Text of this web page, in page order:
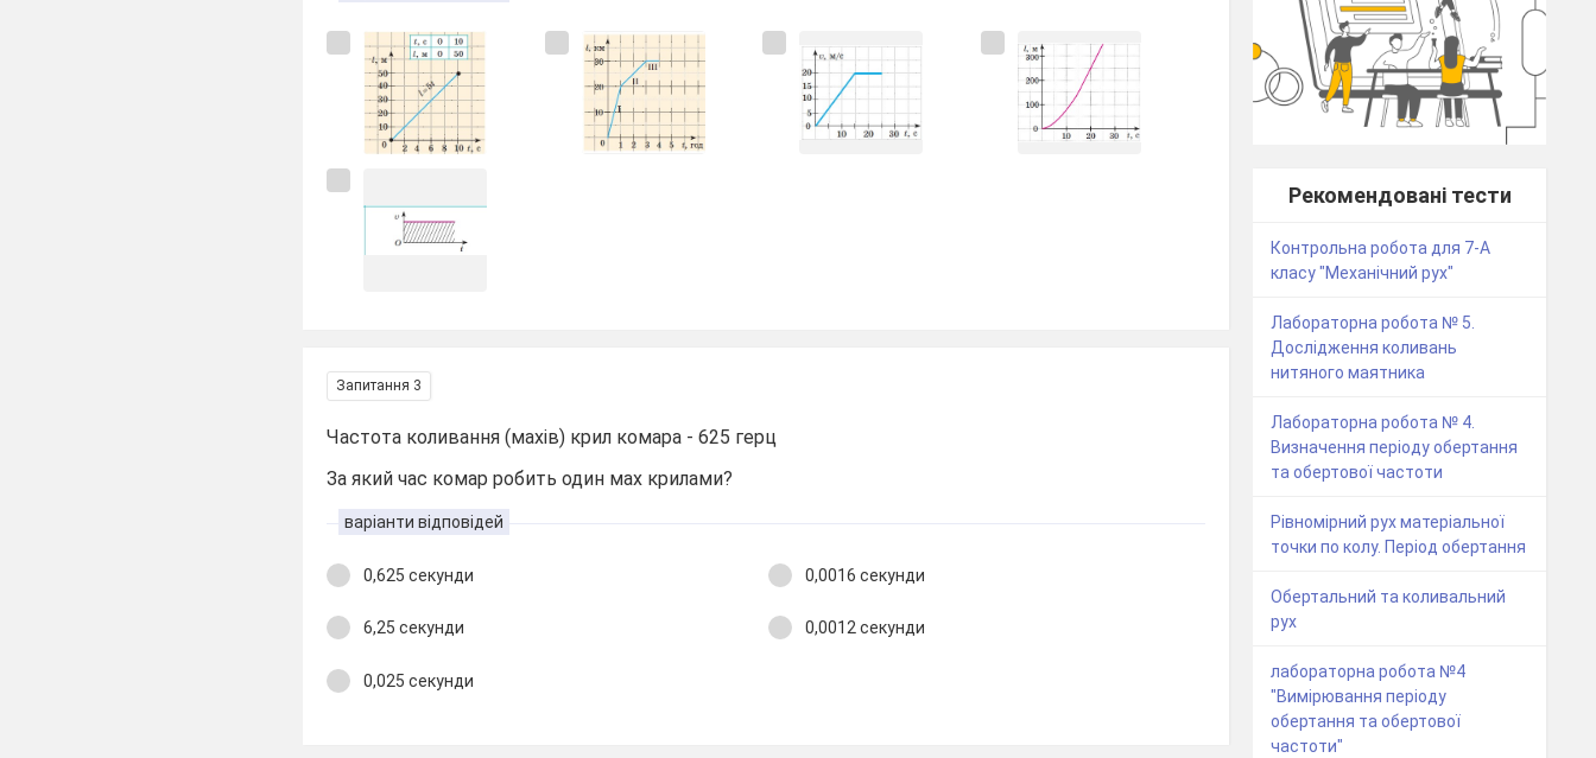
Запитання 3
Частота коливання (махів) крил комара - 625 герц
За який час комар робить один мах крилами?
варіанти відповідей
0,625 секунди 0,0016 секунди
6,25 секунди 0,0012 секунди
0,025 секунди
Рекомендовані тести
Контрольна робота для 7-А
класу "Механічний рух"
Лабораторна робота № 5.
Дослідження коливань
нитяного маятника
Лабораторна робота № 4.
Визначення періоду обертання
та обертової частоти
Рівномірний рух матеріальної
точки по колу. Період обертання
Обертальний та коливальний
рух
лабораторна робота №4
"Вимірювання періоду
обертання та обертової
частоти"